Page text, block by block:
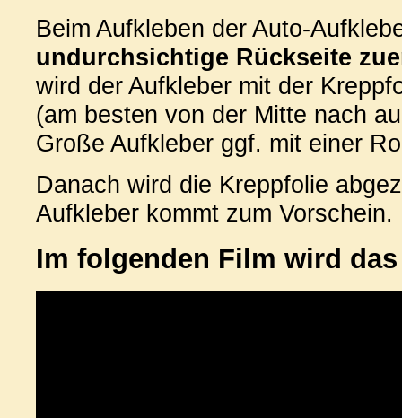
Beim Aufkleben der Auto-
undurchsichtige Rückseite
wird der Aufkleber mit der
(am besten von der Mitte nach
Große Aufkleber ggf. mit einer
Danach wird die Kreppfolie
Aufkleber kommt zum Vorschein.
Im folgenden Film wird